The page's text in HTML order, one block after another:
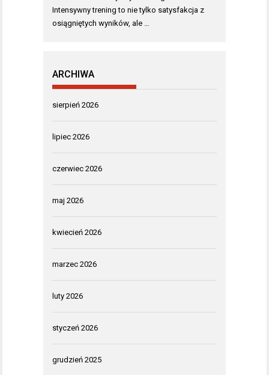
Intensywny trening to nie tylko satysfakcja z
osiągniętych wyników, ale …
ARCHIWA
sierpień 2026
lipiec 2026
czerwiec 2026
maj 2026
kwiecień 2026
marzec 2026
luty 2026
styczeń 2026
grudzień 2025